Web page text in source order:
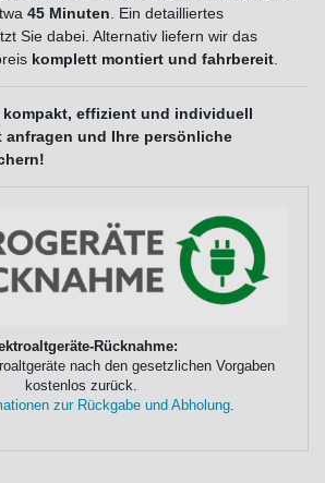
45 Minuten . Ein detailliertes
Sie dabei. Alternativ liefern wir das
komplett montiert und fahrbereit
kompakt, effizient und individuell
anfragen und Ihre persönliche
Rücknahme:
nach den gesetzlichen Vorgaben
kostenlos zurück.
zur Rückgabe und Abholung